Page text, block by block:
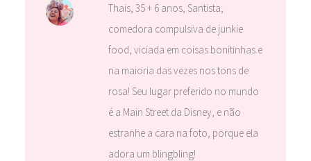
Thais, 35 + 6 anos, Santista,
comedora compulsiva de junkie
food, viciada em coisas bonitinhas e
na maioria das vezes nos tons de
rosa! Seu lugar preferido no mundo
é a Main Street da Disney, e não
estranhe a cara na foto, porque ela
adora um blingbling!